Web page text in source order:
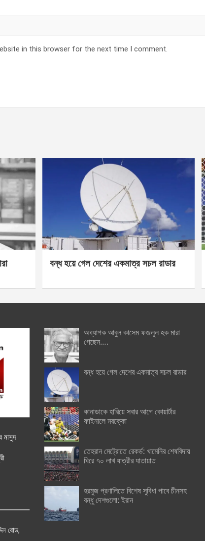
in this browser for the next time I comment.
বন্ধ হয়ে গেল দেশের একমাত্র সচল রাডার
মাসুদ
রোড,
অধ্যাপক আবুল কাসেম ফজলুল হক মারা
গেছেন….
বন্ধ হয়ে গেল দেশের একমাত্র সচল রাডার
কানাডাকে হারিয়ে সবার আগে কোয়ার্টার
ফাইনালে মরক্কো
তেহরান মেট্রোতে রেকর্ড: খামেনির শেষবিদায়
ঘিরে ৭০ লাখ যাত্রীর যাতায়াত
হরমুজ প্রণালিতে বিশেষ সুবিধা পাবে চীনসহ
বন্ধু দেশগুলো: ইরান